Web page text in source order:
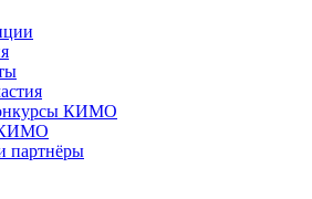
КИМО
КИМО
партнёры